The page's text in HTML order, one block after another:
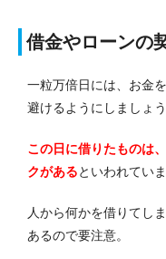
借金やローンの
一粒万倍日には、お金
避けるようにしましょう
この日に借りたものは
クがあるといわれていま
人から何かを借りてし
あるので要注意。